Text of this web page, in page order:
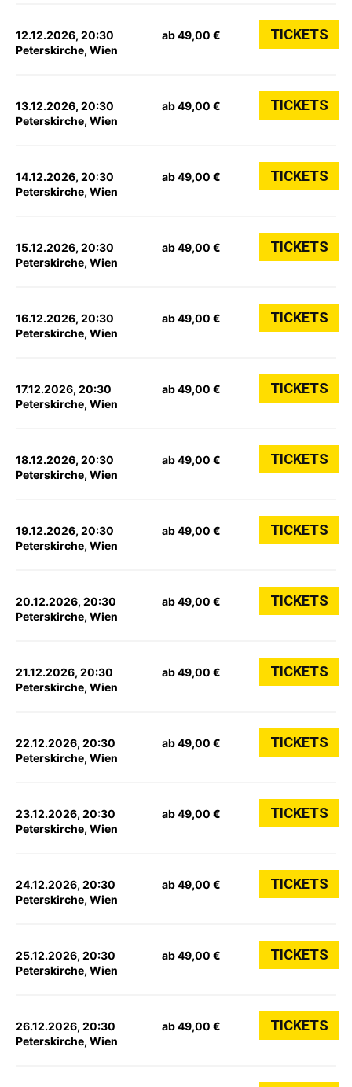
12.12.2026, 20:30
Peterskirche, Wien
ab 49,00 € TICKETS
13.12.2026, 20:30
Peterskirche, Wien
ab 49,00 € TICKETS
14.12.2026, 20:30
Peterskirche, Wien
ab 49,00 € TICKETS
15.12.2026, 20:30
Peterskirche, Wien
ab 49,00 € TICKETS
16.12.2026, 20:30
Peterskirche, Wien
ab 49,00 € TICKETS
17.12.2026, 20:30
Peterskirche, Wien
ab 49,00 € TICKETS
18.12.2026, 20:30
Peterskirche, Wien
ab 49,00 € TICKETS
19.12.2026, 20:30
Peterskirche, Wien
ab 49,00 € TICKETS
20.12.2026, 20:30
Peterskirche, Wien
ab 49,00 € TICKETS
21.12.2026, 20:30
Peterskirche, Wien
ab 49,00 € TICKETS
22.12.2026, 20:30
Peterskirche, Wien
ab 49,00 € TICKETS
23.12.2026, 20:30
Peterskirche, Wien
ab 49,00 € TICKETS
24.12.2026, 20:30
Peterskirche, Wien
ab 49,00 € TICKETS
25.12.2026, 20:30
Peterskirche, Wien
ab 49,00 € TICKETS
26.12.2026, 20:30
Peterskirche, Wien
ab 49,00 € TICKETS